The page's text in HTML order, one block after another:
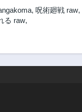
, 呪術廻戦 raw,
る raw,